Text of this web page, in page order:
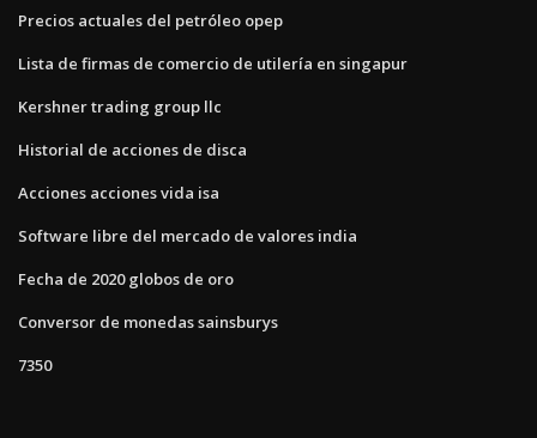
Precios actuales del petróleo opep
Lista de firmas de comercio de utilería en singapur
Kershner trading group llc
Historial de acciones de disca
Acciones acciones vida isa
Software libre del mercado de valores india
Fecha de 2020 globos de oro
Conversor de monedas sainsburys
7350